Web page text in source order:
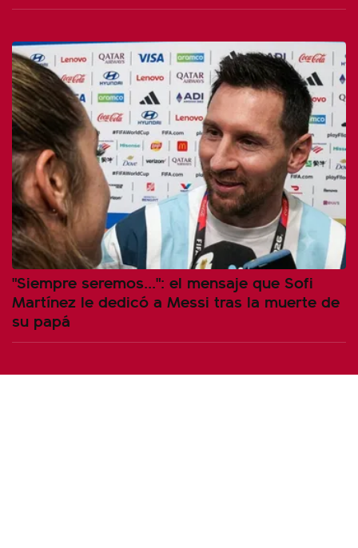
"Siempre seremos...": el mensaje que Sofi
Martínez le dedicó a Messi tras la muerte de
su papá